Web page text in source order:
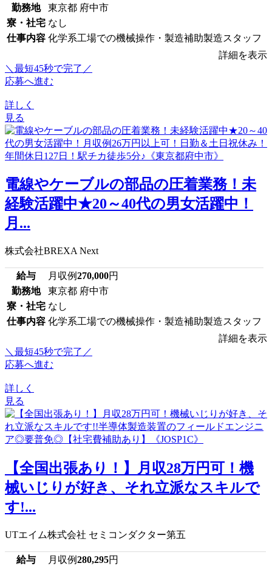
勤務地
東京都 府中市
寮・社宅 なし
仕事内容 化学系工場での機械操作・製造補助製造スタッフ
詳細を表示
＼最短45秒で完了／
応募へ進む
詳しく
見る
電線やケーブルの部品の圧着業務！未
経験活躍中★20～40代の男女活躍中！
月...
株式会社BREXA Next
給与 月収例270,000円
勤務地
東京都 府中市
寮・社宅 なし
仕事内容 化学系工場での機械操作・製造補助製造スタッフ
詳細を表示
＼最短45秒で完了／
応募へ進む
詳しく
見る
【全国出張あり！】月収28万円可！機
械いじりが好き、それ立派なスキルで
す!...
UTエイム株式会社 セミコンダクター第五
給与 月収例280,295円